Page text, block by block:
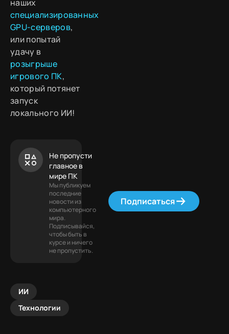
наших
специализированных
GPU-серверов,
или попытай
удачу в
розыгрыше
игрового ПК,
который потянет
запуск
локального ИИ!
Не пропусти
главное в
мире ПК
Мы публикуем
последние
новости из
компьютерного
мира.
Подписывайся,
чтобы быть в
курсе и ничего
не пропустить.
Подписаться
ИИ
Технологии